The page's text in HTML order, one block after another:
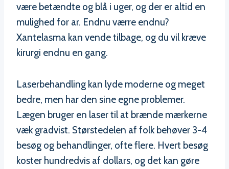
være betændte og blå i uger, og der er altid en
mulighed for ar. Endnu værre endnu?
Xantelasma kan vende tilbage, og du vil kræve
kirurgi endnu en gang.
Laserbehandling kan lyde moderne og meget
bedre, men har den sine egne problemer.
Lægen bruger en laser til at brænde mærkerne
væk gradvist. Størstedelen af folk behøver 3-4
besøg og behandlinger, ofte flere. Hvert besøg
koster hundredvis af dollars, og det kan gøre